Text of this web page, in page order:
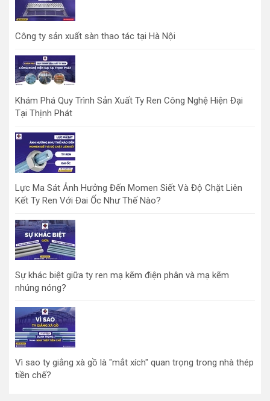
Công ty sản xuất sàn thao tác tại Hà Nội
Khám Phá Quy Trình Sản Xuất Ty Ren Công Nghệ Hiện Đại
Tại Thịnh Phát
Lực Ma Sát Ảnh Hưởng Đến Momen Siết Và Độ Chặt Liên
Kết Ty Ren Với Đai Ốc Như Thế Nào?
Sự khác biệt giữa ty ren mạ kẽm điện phân và mạ kẽm
nhúng nóng?
Vì sao ty giằng xà gồ là "mắt xích" quan trọng trong nhà thép
tiền chế?